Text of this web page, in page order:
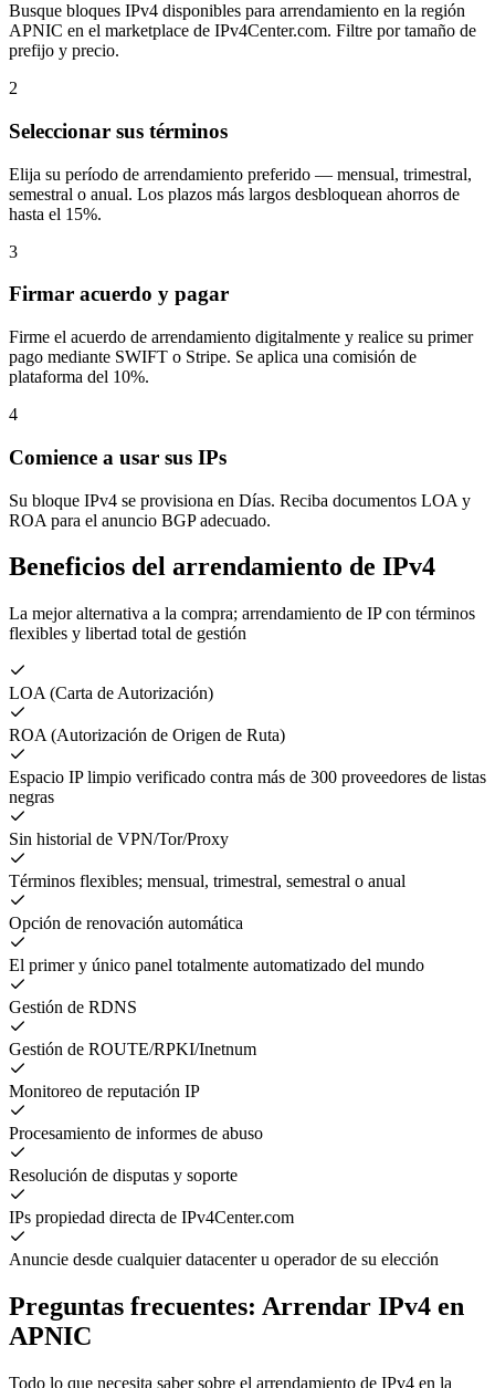
Busque bloques IPv4 disponibles para arrendamiento en la región
APNIC en el marketplace de IPv4Center.com. Filtre por tamaño de
prefijo y precio.
2
Seleccionar sus términos
Elija su período de arrendamiento preferido — mensual, trimestral,
semestral o anual. Los plazos más largos desbloquean ahorros de
hasta el 15%.
3
Firmar acuerdo y pagar
Firme el acuerdo de arrendamiento digitalmente y realice su primer
pago mediante SWIFT o Stripe. Se aplica una comisión de
plataforma del 10%.
4
Comience a usar sus IPs
Su bloque IPv4 se provisiona en Días. Reciba documentos LOA y
ROA para el anuncio BGP adecuado.
Beneficios del arrendamiento de IPv4
La mejor alternativa a la compra; arrendamiento de IP con términos
flexibles y libertad total de gestión
LOA (Carta de Autorización)
ROA (Autorización de Origen de Ruta)
Espacio IP limpio verificado contra más de 300 proveedores de listas
negras
Sin historial de VPN/Tor/Proxy
Términos flexibles; mensual, trimestral, semestral o anual
Opción de renovación automática
El primer y único panel totalmente automatizado del mundo
Gestión de RDNS
Gestión de ROUTE/RPKI/Inetnum
Monitoreo de reputación IP
Procesamiento de informes de abuso
Resolución de disputas y soporte
IPs propiedad directa de IPv4Center.com
Anuncie desde cualquier datacenter u operador de su elección
Preguntas frecuentes: Arrendar IPv4 en
APNIC
Todo lo que necesita saber sobre el arrendamiento de IPv4 en la